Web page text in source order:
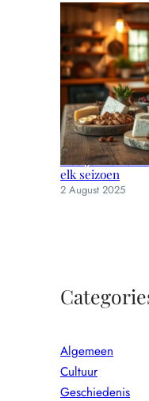
Hoe je muizen
elk seizoen
2 August 2025
Algemeen
Cultuur
Geschiedenis